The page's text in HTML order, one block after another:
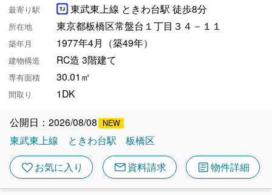
最寄り駅 東武東上線 ときわ台駅 徒歩8分
所在地 東京都板橋区常盤台１丁目３４－１１
築年月 1977年4月（築49年）
建物構造 RC造 3階建て
専有面積 30.01㎡
間取り 1DK
公開日：2026/08/08
東武東上線
ときわ台駅 板橋区
favoriteお気に入り mail資料請求 article物件詳細